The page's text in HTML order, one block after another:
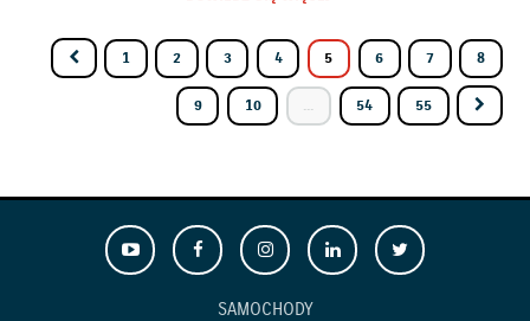
1 2 3 4 5 6 7 8
9 10 ... 54 55
SAMOCHODY